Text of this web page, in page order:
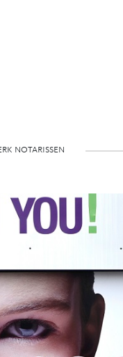
notarissen